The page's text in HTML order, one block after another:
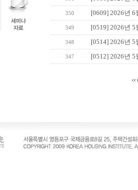
350 [0609] 2026년
349 [0519] 2026년
348 [0514] 2026년
347 [0512] 2026년